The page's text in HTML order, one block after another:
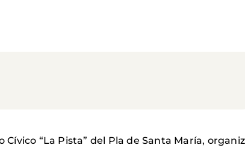
Cívico “La Pista” del Pla de Santa María,